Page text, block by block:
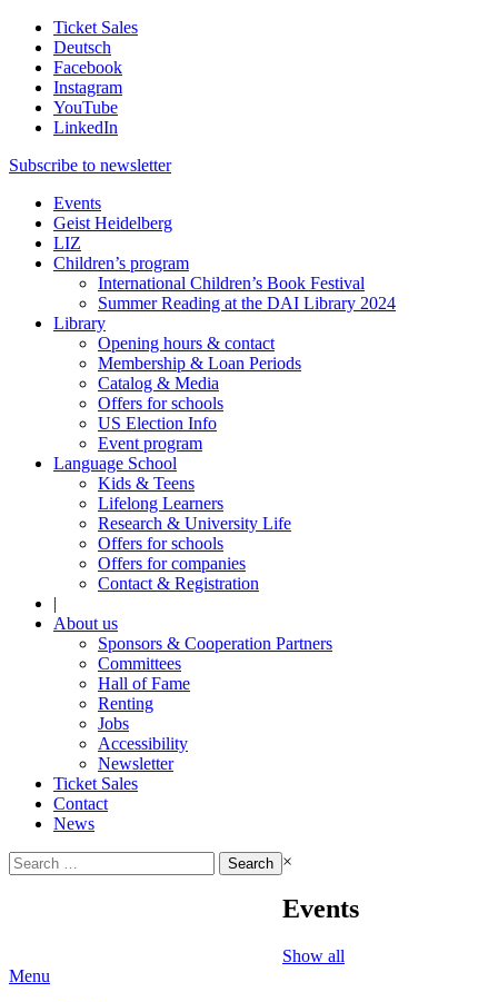
Ticket Sales
Deutsch
Facebook
Instagram
YouTube
LinkedIn
Subscribe to newsletter
Events
Geist Heidelberg
LIZ
Children’s program
International Children’s Book Festival
Summer Reading at the DAI Library 2024
Library
Opening hours & contact
Membership & Loan Periods
Catalog & Media
Offers for schools
US Election Info
Event program
Language School
Kids & Teens
Lifelong Learners
Research & University Life
Offers for schools
Offers for companies
Contact & Registration
|
About us
Sponsors & Cooperation Partners
Committees
Hall of Fame
Renting
Jobs
Accessibility
Newsletter
Ticket Sales
Contact
News
Search
for:
×
Events
Show all
Menu